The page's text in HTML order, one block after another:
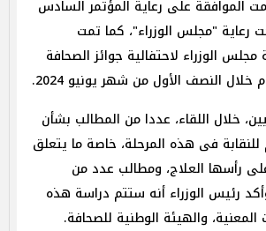
الموافقة على رعاية المؤتمر السادس
رعاية "مجلس الوزراء"، كما تمت
الوزراء لاحتفالية جوائز الصحافة
النصف الأول من شهر يونيو 2024.
خلال اللقاء، عددا من المطالب بشأن
للنقابة فى هذه المرحلة، خاصة ما يتعلق
رأسها العلاج، ومطالب عدد من
رئيس الوزراء أنه ستتم دراسة هذه
المعنية، والهيئة الوطنية للصحافة.